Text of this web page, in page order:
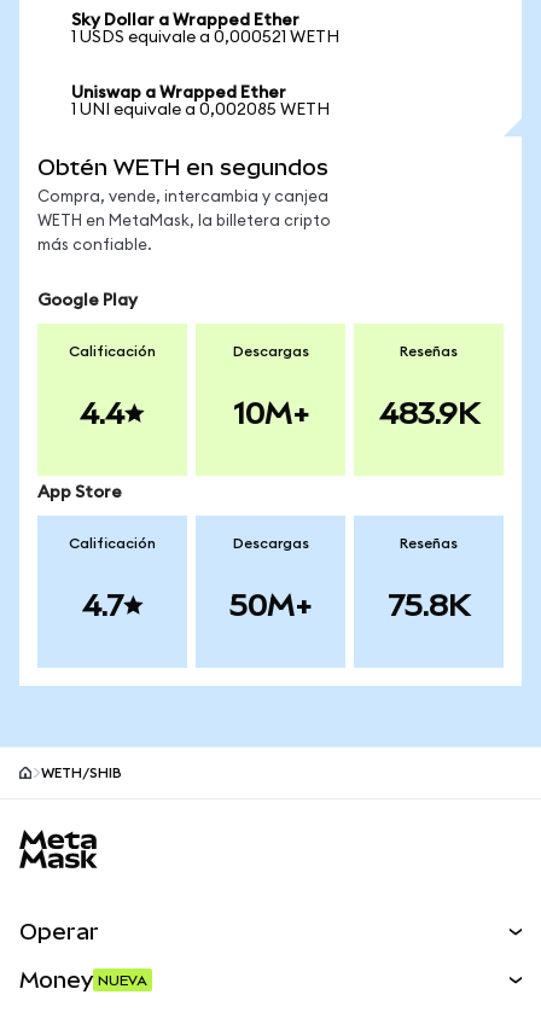
Sky Dollar a Wrapped Ether
1 USDS equivale a 0,000521 WETH
Uniswap a Wrapped Ether
1 UNI equivale a 0,002085 WETH
Obtén WETH en segundos
Compra, vende, intercambia y canjea
WETH en MetaMask, la billetera cripto
más confiable.
Google Play
Calificación
4.4
Descargas
10M+
Reseñas
483.9K
App Store
Calificación
4.7
Descargas
50M+
Reseñas
75.8K
WETH/SHIB
Operar
Money NUEVA